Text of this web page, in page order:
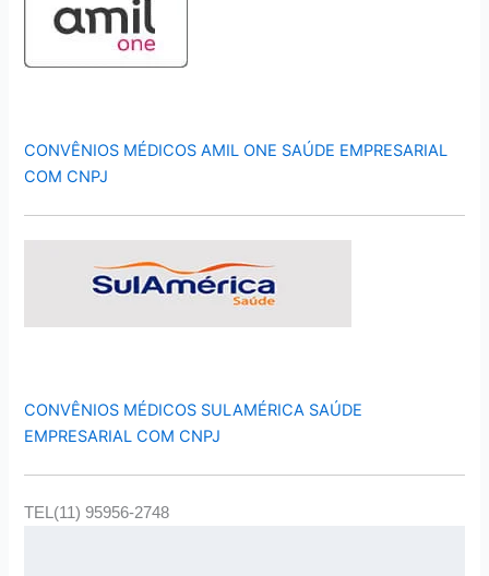
CONVÊNIOS MÉDICOS AMIL ONE SAÚDE EMPRESARIAL
COM CNPJ
CONVÊNIOS MÉDICOS SULAMÉRICA SAÚDE
EMPRESARIAL COM CNPJ
TEL(11) 95956-2748